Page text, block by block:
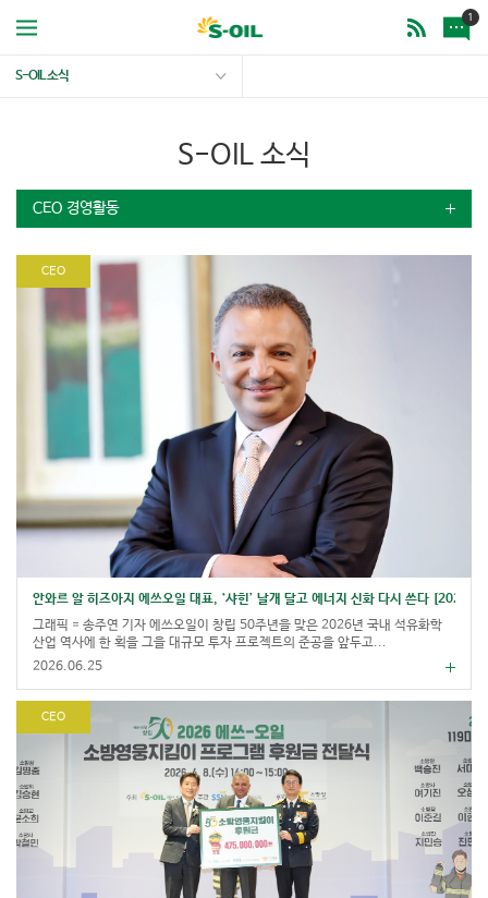
1
S-OIL 소식
S-OIL 소식
CEO 경영활동
CEO
안와르 알 히즈아지 에쓰오일 대표, ‘샤힌’ 날개 달고 에너지 신화 다시 쓴다 [2026
그래픽 = 송주연 기자 에쓰오일이 창립 50주년을 맞은 2026년 국내 석유화학
산업 역사에 한 획을 그을 대규모 투자 프로젝트의 준공을 앞두고...
2026.06.25
CEO